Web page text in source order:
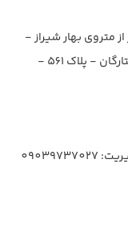
متروی بهار شیراز -
روبروی اتاق اصناف - جنب داروخانه ستارگان - پلاک 561 -